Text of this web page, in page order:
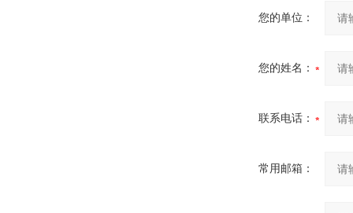
您的单位：
您的姓名：
联系电话：
常用邮箱：